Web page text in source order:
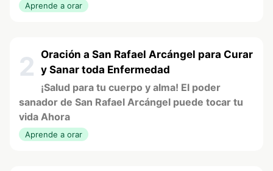
Aprende a orar
2 Oración a San Rafael Arcángel para Curar
y Sanar toda Enfermedad
¡Salud para tu cuerpo y alma! El poder
sanador de San Rafael Arcángel puede tocar tu
vida Ahora
Aprende a orar